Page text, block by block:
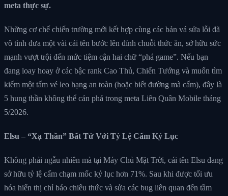
meta thực sự.
Những cơ chế chiến trường mới kết hợp cùng các bản vá sửa lỗi đã
vô tình đưa một vài cái tên bước lên đỉnh chuỗi thức ăn, sở hữu sức
mạnh vượt trội đến mức tiệm cận hai chữ “phá game”. Nếu bạn
đang loay hoay ở các bậc rank Cao Thủ, Chiến Tướng và muốn tìm
kiếm một tấm vé leo hạng an toàn (hoặc biết đường mà cấm), đây là
5 hung thần không thể cản phá trong meta Liên Quân Mobile tháng
5/2026.
Elsu – “Xạ Thần” Bất Tử Với Tỷ Lệ Cấm Kỷ Lục
Không phải ngẫu nhiên mà tại Máy Chủ Mặt Trời, cái tên Elsu đang
sở hữu tỷ lệ cấm chạm mốc kỷ lục hơn 71%. Sau khi được tối ưu
hóa hiển thị chỉ báo chiêu thức và sửa các bug liên quan đến tầm